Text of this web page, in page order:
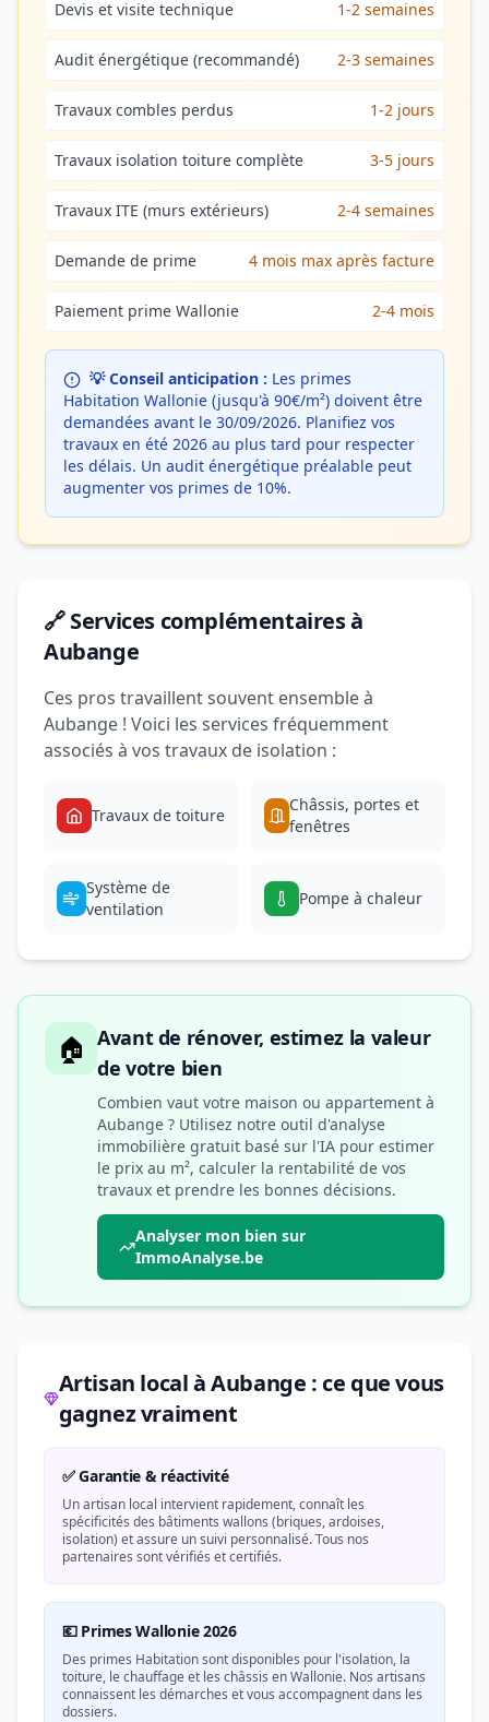
Devis et visite technique 1-2 semaines
Audit énergétique (recommandé) 2-3 semaines
Travaux combles perdus 1-2 jours
Travaux isolation toiture complète 3-5 jours
Travaux ITE (murs extérieurs) 2-4 semaines
Demande de prime 4 mois max après facture
Paiement prime Wallonie 2-4 mois
💡 Conseil anticipation : Les primes
Habitation Wallonie (jusqu'à 90€/m²) doivent être
demandées avant le 30/09/2026. Planifiez vos
travaux en été 2026 au plus tard pour respecter
les délais. Un audit énergétique préalable peut
augmenter vos primes de 10%.
🔗 Services complémentaires à
Aubange
Ces pros travaillent souvent ensemble à
Aubange ! Voici les services fréquemment
associés à vos travaux de isolation :
Travaux de toiture
Châssis, portes et
fenêtres
Système de
ventilation
Pompe à chaleur
🏠 Avant de rénover, estimez la valeur
de votre bien
Combien vaut votre maison ou appartement à
Aubange ? Utilisez notre outil d'analyse
immobilière gratuit basé sur l'IA pour estimer
le prix au m², calculer la rentabilité de vos
travaux et prendre les bonnes décisions.
Analyser mon bien sur
ImmoAnalyse.be
Artisan local à Aubange : ce que vous
gagnez vraiment
✅ Garantie & réactivité
Un artisan local intervient rapidement, connaît les
spécificités des bâtiments wallons (briques, ardoises,
isolation) et assure un suivi personnalisé. Tous nos
partenaires sont vérifiés et certifiés.
💶 Primes Wallonie 2026
Des primes Habitation sont disponibles pour l'isolation, la
toiture, le chauffage et les châssis en Wallonie. Nos artisans
connaissent les démarches et vous accompagnent dans les
dossiers.